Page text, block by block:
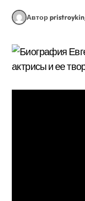
Автор pristroykin_